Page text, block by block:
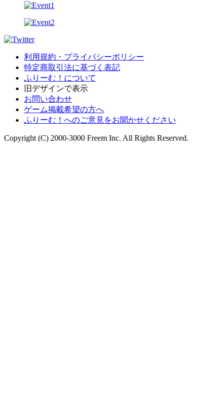
利用規約・プライバシーポリシー
特定商取引法に基づく表記
ふりーむ！について
旧デザインで表示
お問い合わせ
ゲーム掲載希望の方へ
ふりーむ！へのご意見をお聞かせください
Copyright (C) 2000-3000 Freem Inc. All Rights Reserved.